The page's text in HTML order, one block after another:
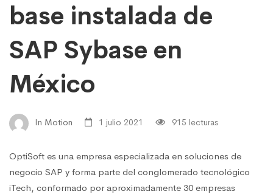
base instalada de
SAP Sybase en
México
In Motion 1 julio 2021 915 lecturas
OptiSoft es una empresa especializada en soluciones de
negocio SAP y forma parte del conglomerado tecnológico
iTech, conformado por aproximadamente 30 empresas